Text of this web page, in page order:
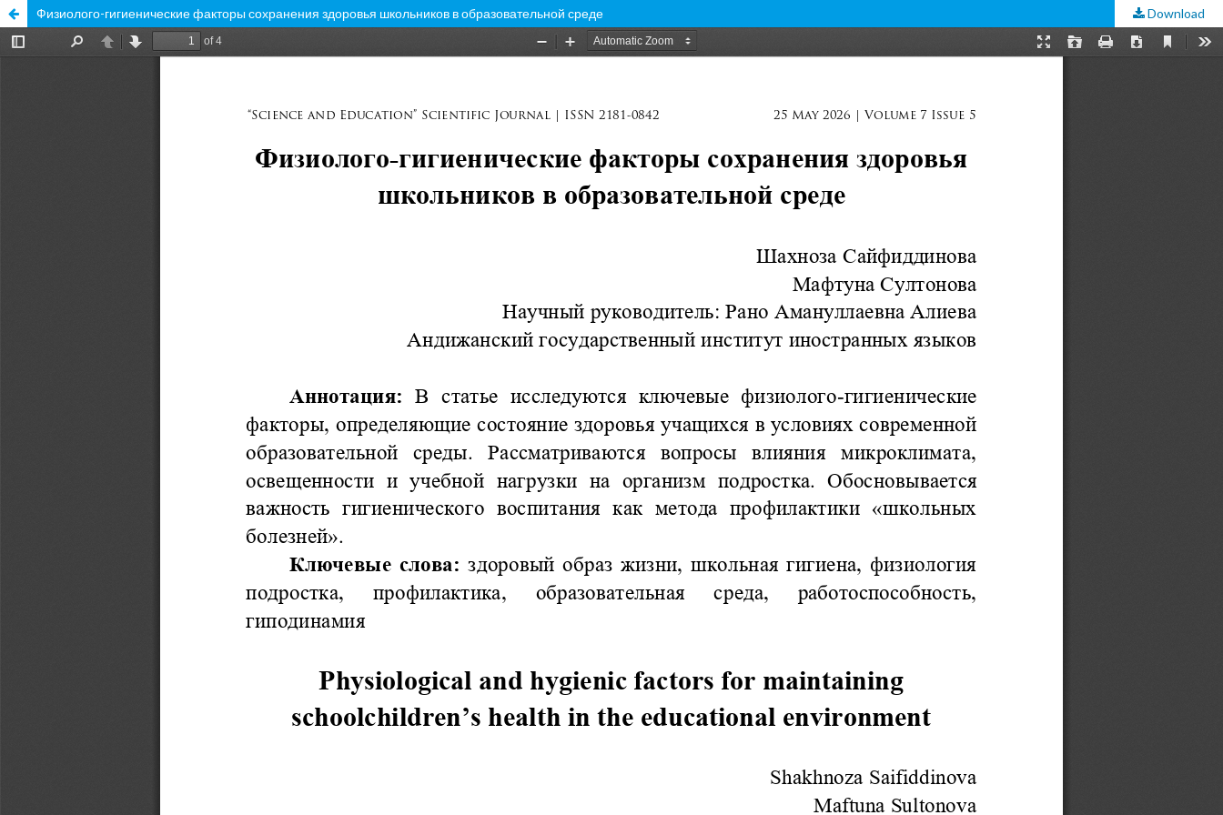
Физиолого-гигиенические факторы сохранения здоровья школьников в образовательной среде Download